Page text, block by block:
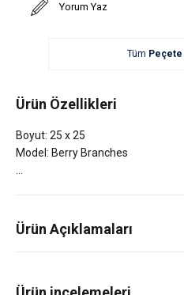
Yorum Yaz
Tüm Peçete
Ürün Özellikleri
Boyut: 25 x 25
Model: Berry Branches
Ürün Açıklamaları